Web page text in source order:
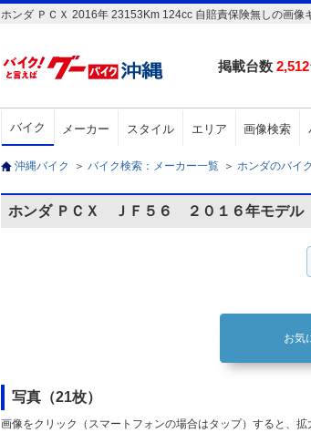
ホンダ ＰＣＸ 2016年 23153Km 124cc 自賠責保険無しの画
掲載台数 2,512
バイク メーカー スタイル エリア 画像検索
沖縄バイク ＞ バイク検索：メーカー一覧 ＞ ホンダのバイク
ホンダ ＰＣＸ ＪＦ５６ ２０１６年モデ
お気
写真（21枚）
画像をクリック（スマートフォンの場合はタップ）すると、